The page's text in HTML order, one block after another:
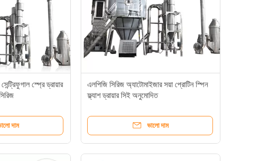
স্প্রে ড্রায়ার
দাম
এলপিজি সিরিজ অ্যাটোমাইজার সয়া প্রোটিন স্পিন
ফ্ল্যাশ ড্রায়ার সিই অনুমোদিত
ভালো দাম